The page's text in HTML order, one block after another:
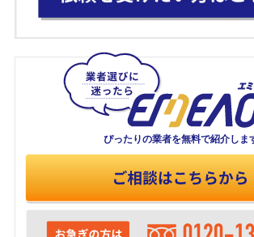
ぴったりの業者を無料で紹介しま